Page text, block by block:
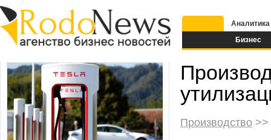
Бизнес
Аналитика
Производство >>